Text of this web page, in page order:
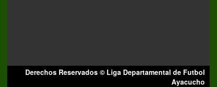
Derechos Reservados © Liga Departamental de Futbol
Ayacucho